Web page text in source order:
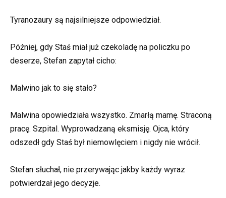
Tyranozaury są najsilniejsze odpowiedział.
Później, gdy Staś miał już czekoladę na policzku po
deserze, Stefan zapytał cicho:
Malwino jak to się stało?
Malwina opowiedziała wszystko. Zmarłą mamę. Straconą
pracę. Szpital. Wyprowadzaną eksmisję. Ojca, który
odszedł gdy Staś był niemowlęciem i nigdy nie wrócił.
Stefan słuchał, nie przerywając jakby każdy wyraz
potwierdzał jego decyzje.